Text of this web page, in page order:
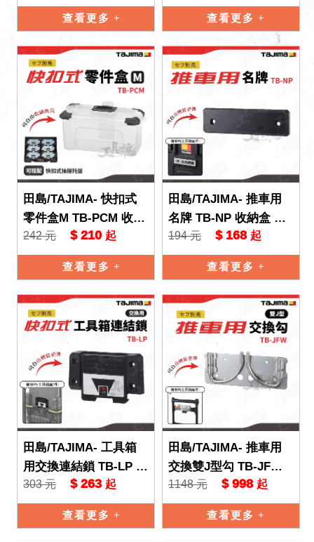
箱 工具盒 ⼯具箱
查看更多
快扣式 工具盒 ⼯
查看更多
田島/TAJIMA- 快扣式
零件盒M TB-PCM 收納
盒 收納箱 快扣式 工具
盒 ⼯具箱 TAJI
242 元 $ 210 起
查看更多
田島/TAJIMA- 推車用
名牌 TB-NP 收納盒 收
納箱 工具盒 ⼯具箱
194 元 $ 168 起
查看更多
田島/TAJIMA- 工具箱
用交換連結鎖 TB-LP 快
扣式 收納盒 收納箱 快
扣式 工具盒 ⼯具箱
303 元 $ 263 起
查看更多
田島/TAJIMA- 推車用
交換雙J型勾 TB-JFW
收納盒 收納箱 工具盒
⼯具箱
1148 元 $ 998 起
查看更多